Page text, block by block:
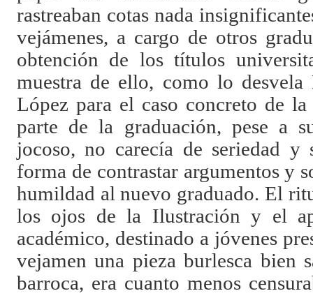
rastreaban cotas nada
vejámenes, a cargo de otros
obtención de los títulos
muestra de ello, como lo desvela
López para el caso concreto de
parte de la graduación, pese a
jocoso, no carecía de seriedad y
forma de contrastar argumentos y
humildad al nuevo graduado. El
los ojos de la Ilustración y el
académico, destinado a jóvenes
vejamen una pieza burlesca bien
barroca, era cuanto menos